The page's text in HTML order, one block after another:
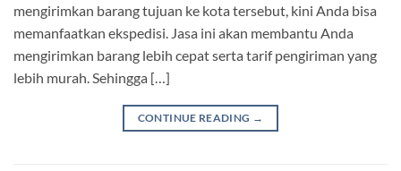
mengirimkan barang tujuan ke kota tersebut, kini Anda bisa
memanfaatkan ekspedisi. Jasa ini akan membantu Anda
mengirimkan barang lebih cepat serta tarif pengiriman yang
lebih murah. Sehingga […]
CONTINUE READING →